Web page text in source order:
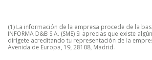
(1) La información de la empresa procede de la
INFORMA D&B S.A. (SME) Si aprecias que existe
dirígete acreditando tu representación de la
Avenida de Europa, 19, 28108, Madrid.